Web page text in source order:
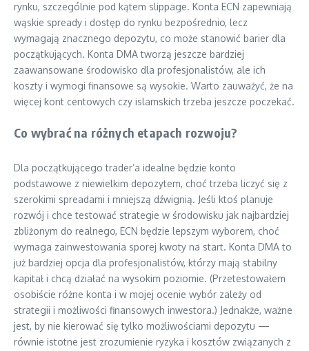
rynku, szczególnie pod kątem slippage. Konta ECN zapewniają
wąskie spready i dostęp do rynku bezpośrednio, lecz
wymagają znacznego depozytu, co może stanowić barier dla
początkujących. Konta DMA tworzą jeszcze bardziej
zaawansowane środowisko dla profesjonalistów, ale ich
koszty i wymogi finansowe są wysokie. Warto zauważyć, że na
więcej kont centowych czy islamskich trzeba jeszcze poczekać.
Co wybrać na różnych etapach rozwoju?
Dla początkującego trader’a idealne będzie konto
podstawowe z niewielkim depozytem, choć trzeba liczyć się z
szerokimi spreadami i mniejszą dźwignią. Jeśli ktoś planuje
rozwój i chce testować strategie w środowisku jak najbardziej
zbliżonym do realnego, ECN będzie lepszym wyborem, choć
wymaga zainwestowania sporej kwoty na start. Konta DMA to
już bardziej opcja dla profesjonalistów, którzy mają stabilny
kapitał i chcą działać na wysokim poziomie. (Przetestowałem
osobiście różne konta i w mojej ocenie wybór zależy od
strategii i możliwości finansowych inwestora.) Jednakże, ważne
jest, by nie kierować się tylko możliwościami depozytu —
równie istotne jest zrozumienie ryzyka i kosztów związanych z